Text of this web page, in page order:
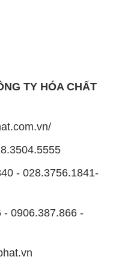
TY HÓA CHẤT
- 028.3756.1841-
- 0906.387.866 -